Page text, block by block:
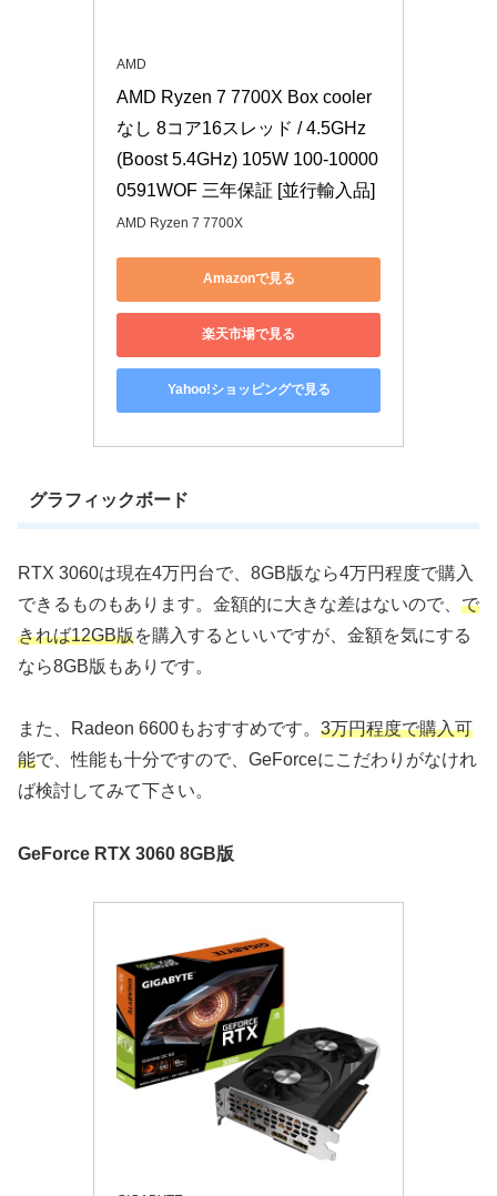
AMD
AMD Ryzen 7 7700X Box cooler
なし 8コア16スレッド / 4.5GHz
(Boost 5.4GHz) 105W 100-10000
0591WOF 三年保証 [並行輸入品]
AMD Ryzen 7 7700X
Amazonで見る
楽天市場で見る
Yahoo!ショッピングで見る
グラフィックボード
RTX 3060は現在4万円台で、8GB版なら4万円程度で購入
できるものもあります。金額的に大きな差はないので、 で
きれば12GB版を購入するといいですが、金額を気にする
なら8GB版もありです。
また、Radeon 6600もおすすめです。 3万円程度で購入可
能で、性能も十分ですので、GeForceにこだわりがなけれ
ば検討してみて下さい。
GeForce RTX 3060 8GB版